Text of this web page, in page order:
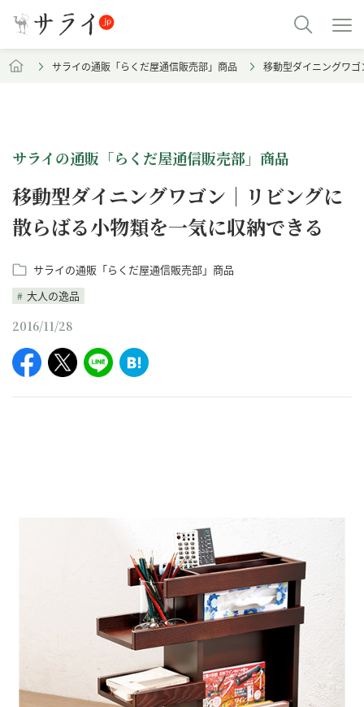
サライの通販「らくだ屋通信販売部」商品 移動型ダイニングワ
サライの通販「らくだ屋通信販売部」商品
移動型ダイニングワゴン｜リビングに
散らばる小物類を一気に収納できる
サライの通販「らくだ屋通信販売部」商品
大人の逸品
2016/11/28